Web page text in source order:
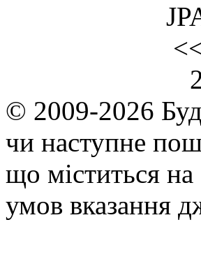
© 2009-2026
чи наступне
що мiститься на
умов вказання